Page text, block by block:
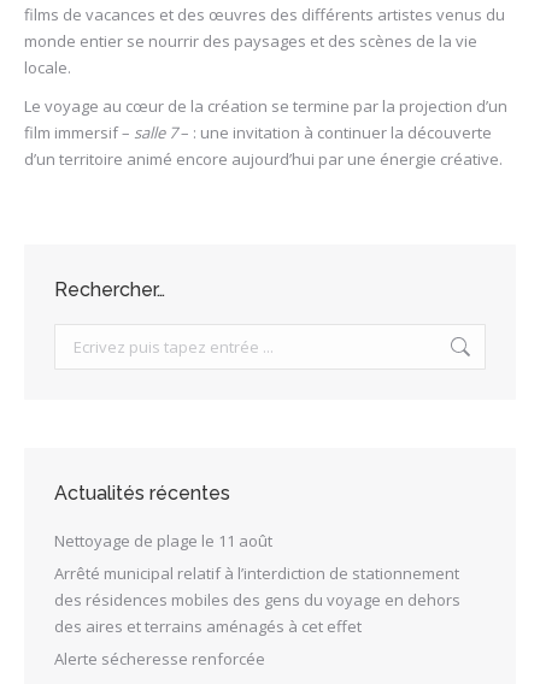
films de vacances et des œuvres des différents artistes venus du
monde entier se nourrir des paysages et des scènes de la vie
locale.
Le voyage au cœur de la création se termine par la projection d’un
film immersif – salle 7– : une invitation à continuer la découverte
d’un territoire animé encore aujourd’hui par une énergie créative.
Rechercher…
Search:
Actualités récentes
Nettoyage de plage le 11 août
Arrêté municipal relatif à l’interdiction de stationnement
des résidences mobiles des gens du voyage en dehors
des aires et terrains aménagés à cet effet
Alerte sécheresse renforcée